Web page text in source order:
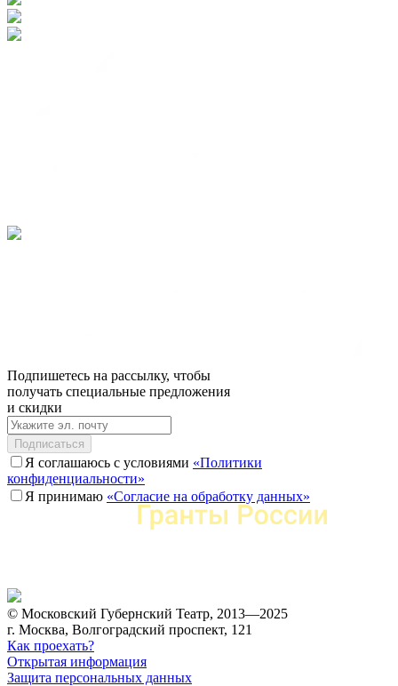
Подпишетесь на рассылку, чтобы
получать специальные предложения
и скидки
Подписаться
Я соглашаюсь с условиями «Политики
конфиденциальности»
Я принимаю «Согласие на обработку данных»
© Московский Губернский Театр, 2013—2025
г. Москва, Волгоградский проспект, 121
Как проехать?
Открытая информация
Защита персональных данных